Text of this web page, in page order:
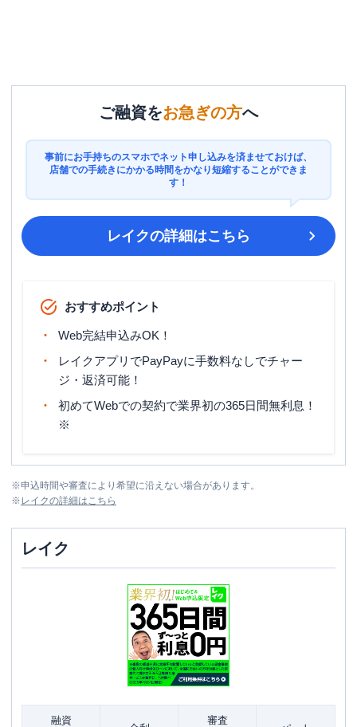
ご融資をお急ぎの方へ
事前にお手持ちのスマホでネット申し込みを済ませておけば、
店舗での手続きにかかる時間をかなり短縮することができま
す！
レイクの詳細はこちら
おすすめポイント
Web完結申込みOK！
レイクアプリでPayPayに手数料なしでチャー
ジ・返済可能！
初めてWebでの契約で業界初の365日間無利息！
※
※申込時間や審査により希望に沿えない場合があります。
※ レイクの詳細はこちら
レイク
融資 審査